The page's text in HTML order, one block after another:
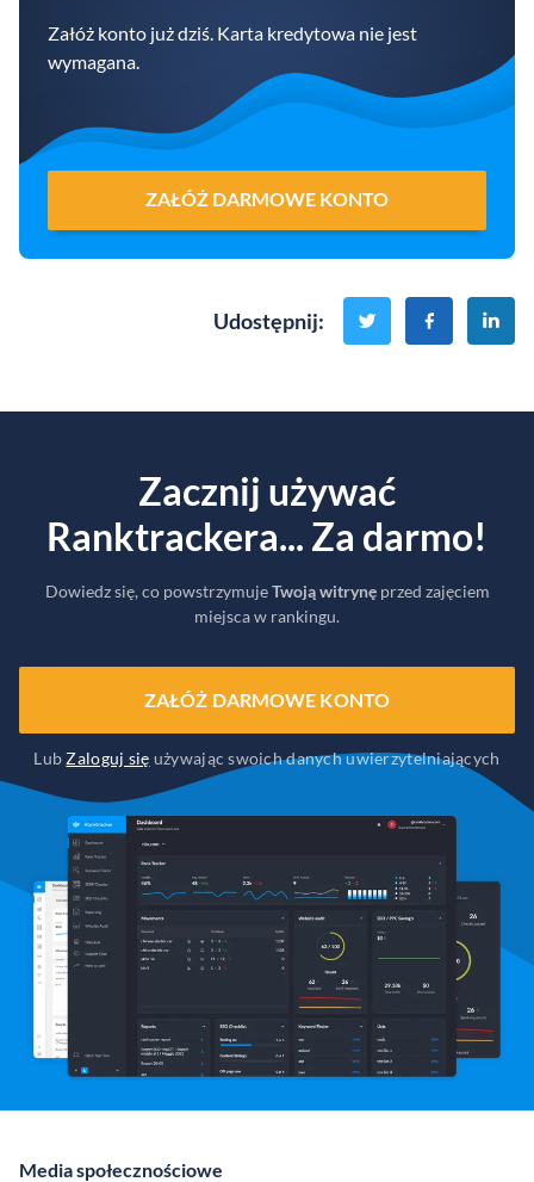
Załóż konto już dziś. Karta kredytowa nie jest
wymagana.
ZAŁÓŻ DARMOWE KONTO
Udostępnij:
Zacznij używać
Ranktrackera... Za darmo!
Dowiedz się, co powstrzymujeTwoją witrynęprzed zajęciem
miejsca w rankingu.
ZAŁÓŻ DARMOWE KONTO
LubZaloguj się używając swoich danych uwierzytelniających
Media społecznościowe